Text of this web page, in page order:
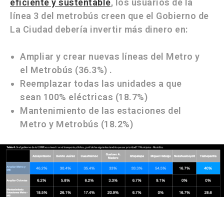
eficiente y sustentable, los usuarios de la
línea 3 del metrobús creen que el Gobierno de
La Ciudad debería invertir más dinero en:
Ampliar y crear nuevas líneas del Metro y
el Metrobús (36.3%) .
Reemplazar todas las unidades a que
sean 100% eléctricas (18.7%)
Mantenimiento de las estaciones del
Metro y Metrobús (18.2%)